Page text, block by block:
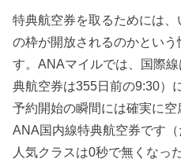
特典航空券を取るためには
の枠が開放されるのかとい
す。ANAマイルでは、国際
典航空券は355日前の9:30）
予約開始の瞬間には確実に
ANA国内線特典航空券です（
人気クラスは0秒で無くなっ